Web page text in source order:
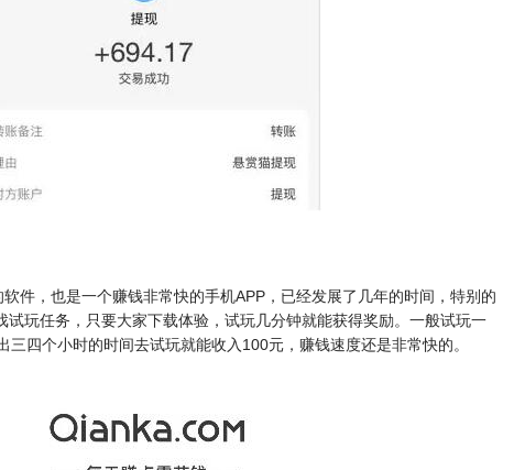
件，也是一个赚钱非常快的手机APP，已经发展了几年的时间，特别的
试玩任务，只要大家下载体验，试玩几分钟就能获得奖励。一般试玩一
四个小时的时间去试玩就能收入100元，赚钱速度还是非常快的。